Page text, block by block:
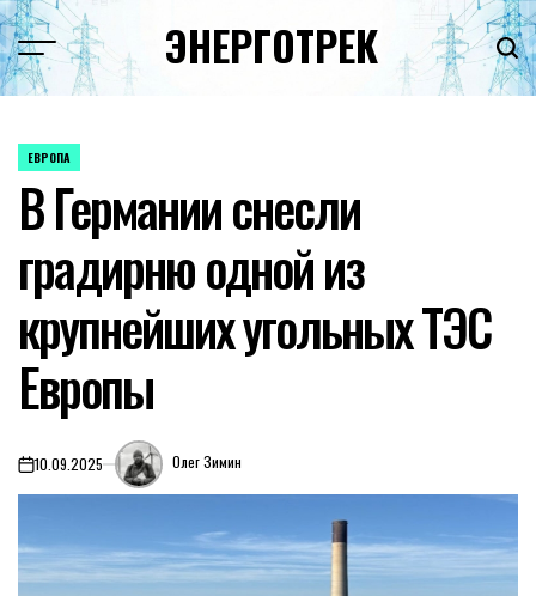
Перейти
к
содержимому
ЭНЕРГОТРЕК
ОПУБЛИКОВАНО
ЕВРОПА
В Германии снесли
градирню одной из
крупнейших угольных ТЭС
Европы
on10.09.2025 Олег Зимин